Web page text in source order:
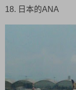
18. 日本的ANA